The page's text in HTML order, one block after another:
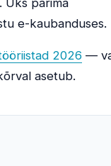
Üks parima
e-kaubanduses.
2026 —
asetub.